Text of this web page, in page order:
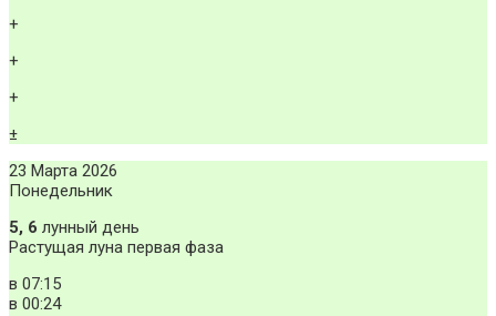
+
+
+
±
23 Марта 2026
Понедельник
5, 6 лунный день
Растущая луна первая фаза
в 07:15
в 00:24